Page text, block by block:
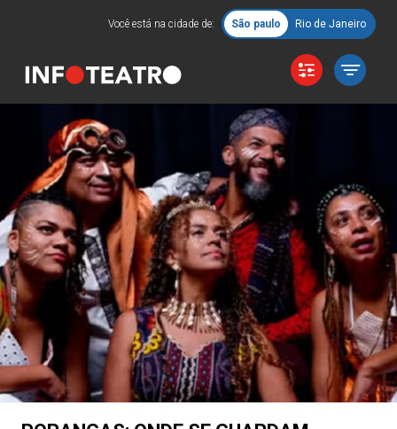
Você está na cidade de: São paulo Rio de Janeiro